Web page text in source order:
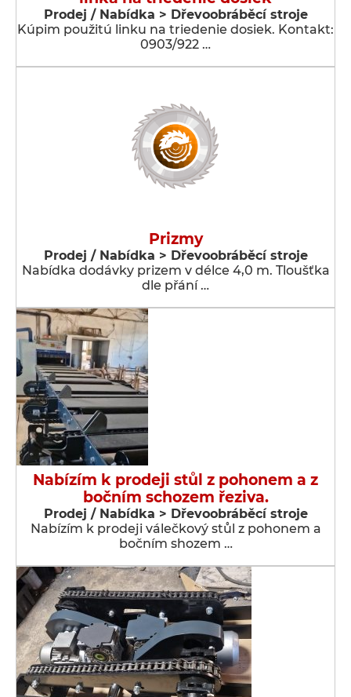
Prodej / Nabídka > Dřevoobráběcí stroje
Kúpim použitú linku na triedenie dosiek. Kontakt:
0903/922 …
Prizmy
Prodej / Nabídka > Dřevoobráběcí stroje
Nabídka dodávky prizem v délce 4,0 m. Tloušťka
dle přání …
Nabízím k prodeji stůl z pohonem a z
bočním schozem řeziva.
Prodej / Nabídka > Dřevoobráběcí stroje
Nabízím k prodeji válečkový stůl z pohonem a
bočním shozem …